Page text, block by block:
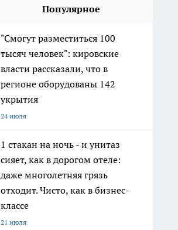
Популярное
"Смогут разместиться 100
тысяч человек": кировские
власти рассказали, что в
регионе оборудованы 142
укрытия
24 июля
1 стакан на ночь - и унитаз
сияет, как в дорогом отеле:
даже многолетняя грязь
отходит. Чисто, как в бизнес-
классе
21 июля